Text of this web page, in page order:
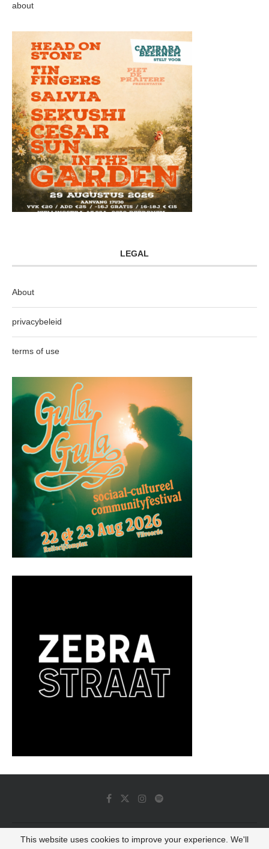
about
LEGAL
About
privacybeleid
terms of use
© 2022 - Luminous Dash All Rights Reserved
This website uses cookies to improve your experience. We'll